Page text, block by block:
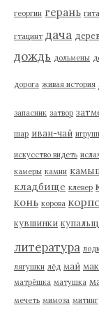
георгин герань
гтацинт дача
дождь дольмены
дорога живая история
запасник затвор
шар иван-чай
искусство видеть
камеры камни
кладбище клевер
конь корова
кувшинки
литература
лягушки лёд май
матрёшка матушка
мечеть мимоза митинг